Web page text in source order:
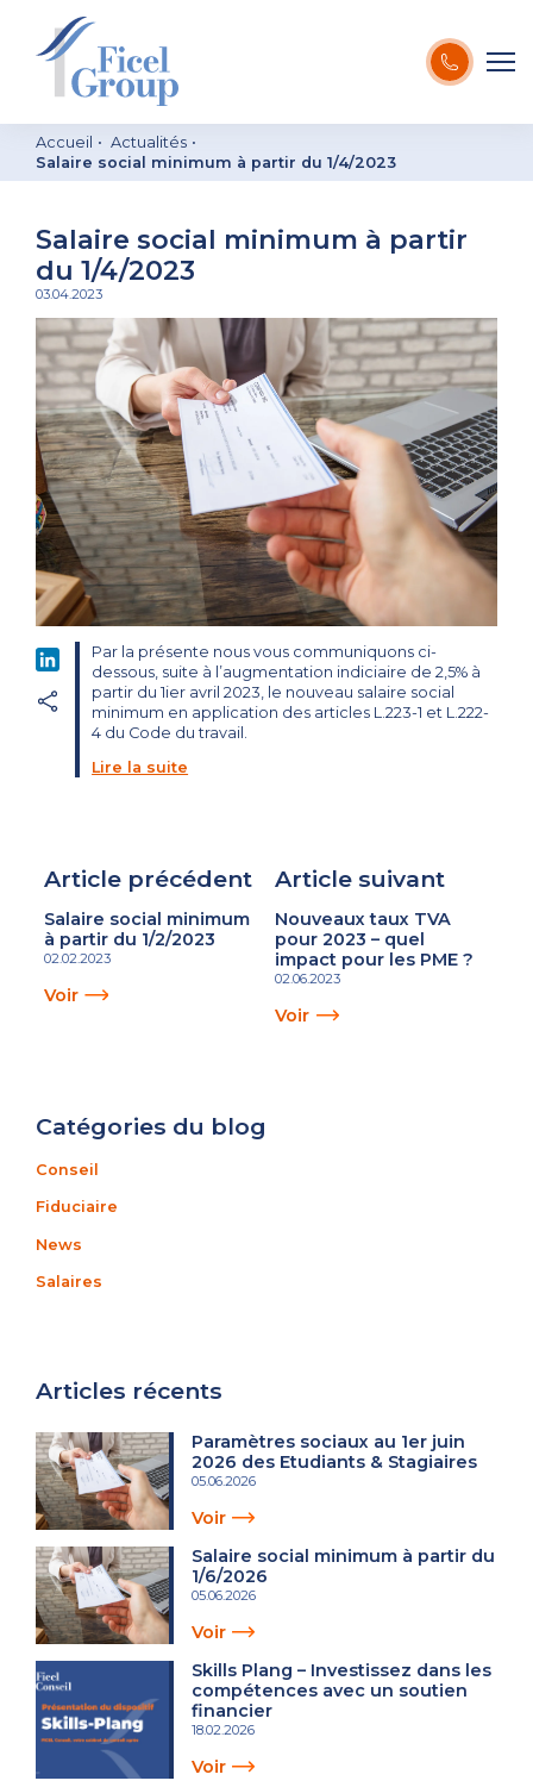
Accueil
Actualités
Salaire social minimum à partir du 1/4/2023
Salaire social minimum à partir
du 1/4/2023
03.04.2023
LinkedIn
Par la présente nous vous communiquons ci-
dessous, suite à l’augmentation indiciaire de 2,5% à
partir du 1ier avril 2023, le nouveau salaire social
minimum en application des articles L.223-1 et L.222-
4 du Code du travail.
Lire la suite
Article précédent
Salaire social minimum
à partir du 1/2/2023
02.02.2023
Voir
Article suivant
Nouveaux taux TVA
pour 2023 – quel
impact pour les PME ?
02.06.2023
Voir
Catégories du blog
Conseil
Fiduciaire
News
Salaires
Articles récents
Paramètres sociaux au 1er juin
2026 des Etudiants & Stagiaires
05.06.2026
Voir
Salaire social minimum à partir du
1/6/2026
05.06.2026
Voir
Skills Plang – Investissez dans les
compétences avec un soutien
financier
18.02.2026
Voir